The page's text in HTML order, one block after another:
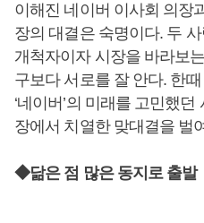
이해진 네이버 이사회 의장
장의 대결은 숙명이다. 두
개척자이자 시장을 바라보
구보다 서로를 잘 안다. 한
‘네이버’의 미래를 고민했
장에서 치열한 맞대결을 벌
◆닮은 점 많은 동지로 출발